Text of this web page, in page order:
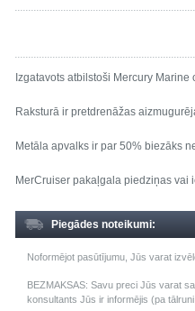
Izgatavots atbilstoši Mercury
Raksturā ir pretdrenāžas
Metāla apvalks ir par 50% biezāks
MerCruiser pakaļgala piedziņas vai
Piegādes noteikumi:
Noformējot pasūtījumu, Jūs varat
BEZMAKSAS: Savu preci Jūs varat
konsultants Jūs ir informējis (pa